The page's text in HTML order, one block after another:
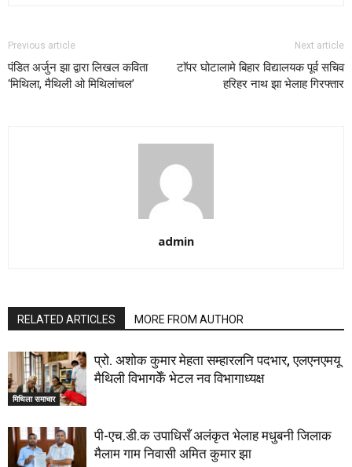
Previous article
पंडित अर्जुन झा द्वारा लिखल कविता
‘मिथिला, मैथिली ओ मिथिलांचल’
Next article
टाॅपर घोटालामे बिहार विद्यालयक पूर्व सचिव
हरिहर नाथ झा भेलाह गिरफ्तार
admin
RELATED ARTICLES MORE FROM AUTHOR
मिथिला समाचार
प्रो. अशोक कुमार मेहता सम्हारलनि पदभार, एलएनएमयू
मैथिली विभागकेँ भेटल नव विभागाध्यक्ष
पी-एच.डी.क उपाधिसँ अलंकृत भेलाह मधुबनी जिलाक
मैलाम गाम निवासी अमित कुमार झा